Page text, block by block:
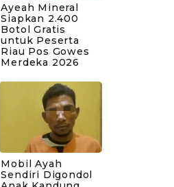
Ayeah Mineral
Siapkan 2.400
Botol Gratis
untuk Peserta
Riau Pos Gowes
Merdeka 2026
Mobil Ayah
Sendiri Digondol